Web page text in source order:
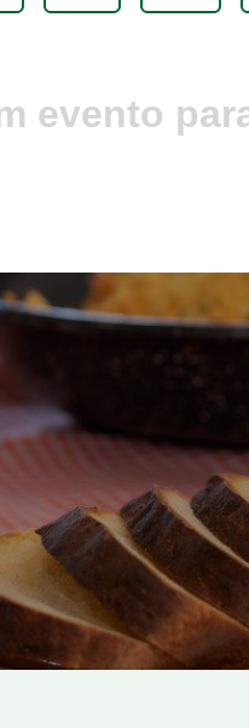
evento